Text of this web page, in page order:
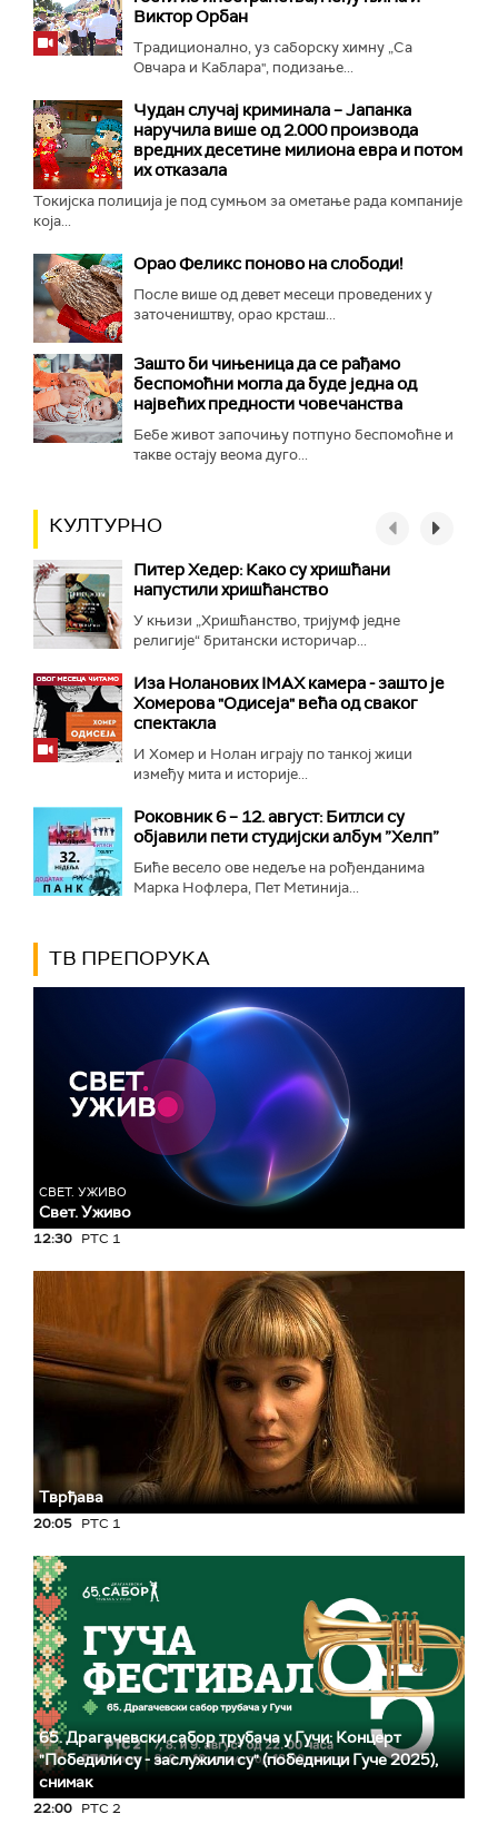
Виктор Орбан
Традиционално, уз саборску химну „Са
Овчара и Каблара", подизање...
Чудан случај криминала – Јапанка
наручила више од 2.000 производа
вредних десетине милиона евра и потом
их отказала
Токијска полиција је под сумњом за ометање рада компаније
која...
Орао Феликс поново на слободи!
После више од девет месеци проведених у
заточеништву, орао крсташ...
Зашто би чињеница да се рађамо
беспомоћни могла да буде једна од
највећих предности човечанства
Бебе живот започињу потпуно беспомоћне и
такве остају веома дуго...
КУЛТУРНО
Питер Хедер: Како су хришћани
напустили хришћанство
У књизи „Хришћанство, тријумф једне
религије“ британски историчар...
Иза Ноланових IMAX камера - зашто је
Хомерова "Одисеја" већа од сваког
спектакла
И Хомер и Нолан играју по танкој жици
између мита и историје...
Роковник 6 – 12. август: Битлси су
објавили пети студијски албум ”Хелп”
Биће весело ове недеље на рођенданима
Марка Нофлера, Пет Метинија...
ТВ ПРЕПОРУКА
СВЕТ. УЖИВО
Свет. Уживо
12:30 РТС 1
Тврђава
20:05 РТС 1
65. Драгачевски сабор трубача у Гучи: Концерт
"Победили су - заслужили су" (победници Гуче 2025),
снимак
22:00 РТС 2